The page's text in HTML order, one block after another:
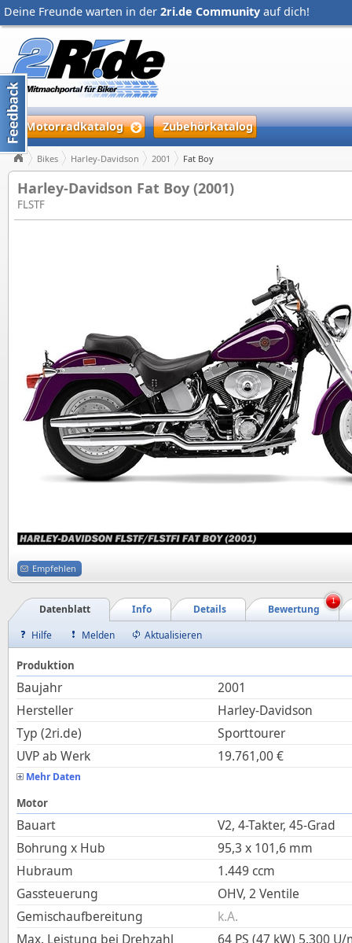
Deine Freunde warten in der 2ri.de Community auf dich!
Motorradkatalog Zubehörkatalog
Bikes Harley-Davidson 2001 Fat Boy
Harley-Davidson Fat Boy (2001)
FLSTF
Empfehlen
Bewertung
Details
Info
Datenblatt
1
Hilfe Melden Aktualisieren
Produktion
Baujahr
2001
Hersteller
Harley-Davidson
Typ (2ri.de)
Sporttourer
UVP ab Werk
19.761,00€
Mehr Daten
Motor
Bauart
V2, 4-Takter, 45-Grad
Bohrung x Hub
95,3 x 101,6 mm
Hubraum
1.449 ccm
Gassteuerung
OHV, 2 Ventile
Gemischaufbereitung
k.A.
Max. Leistung bei Drehzahl
64 PS (47 kW) 5.300 U/